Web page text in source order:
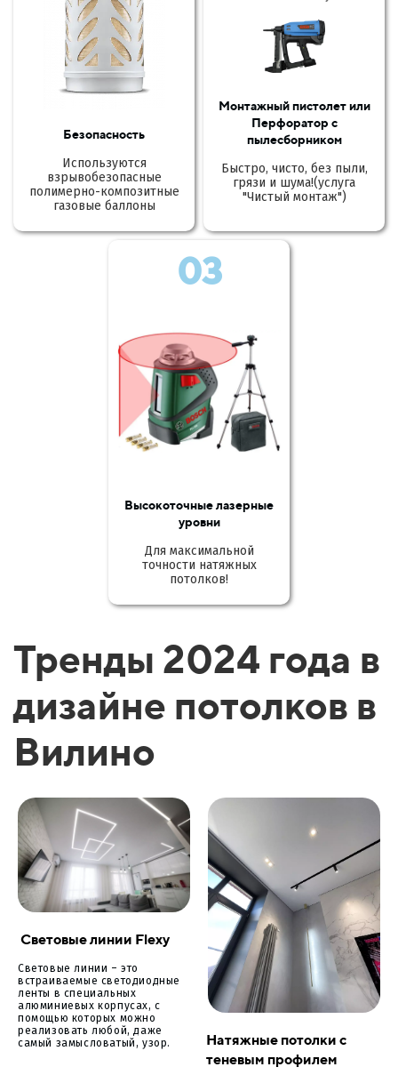
Безопасность
Используются
взрывобезопасные
полимерно-композитные
газовые баллоны
Монтажный пистолет или
Перфоратор с
пылесборником
Быстро, чисто, без пыли,
грязи и шума!(услуга
"Чистый монтаж")
03
Высокоточные лазерные
уровни
Для максимальной
точности натяжных
потолков!
Тренды 2024 года в
дизайне потолков в
Вилино
Световые линии Flexy
Световые линии – это
встраиваемые светодиодные
ленты в специальных
алюминиевых корпусах, с
помощью которых можно
реализовать любой, даже
самый замысловатый, узор.
Натяжные потолки с
теневым профилем